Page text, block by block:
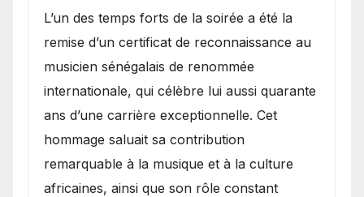
​L’un des temps forts de la soirée a été la
remise d’un certificat de reconnaissance au
musicien sénégalais de renommée
internationale, qui célèbre lui aussi quarante
ans d’une carrière exceptionnelle. Cet
hommage saluait sa contribution
remarquable à la musique et à la culture
africaines, ainsi que son rôle constant